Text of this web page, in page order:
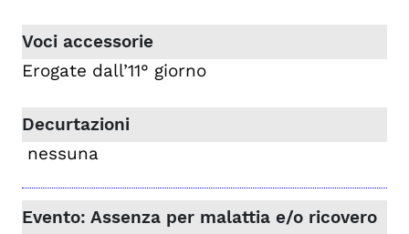
Erogate dall’11° giorno
nessuna